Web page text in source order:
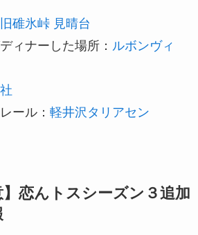
旧碓氷峠 見晴台
ィナーした場所： ルボンヴィ
ール： 軽井沢タリアセン
】恋んトスシーズン３追加